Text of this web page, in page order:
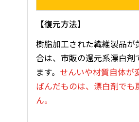
復元方法
樹脂加工された繊維製品が
合は、市販の還元系漂白剤
ます。 せんいや材質自体が
ばんだものは、漂白剤でも
ん。